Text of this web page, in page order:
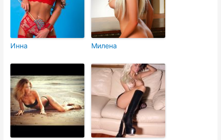
Инна Милена